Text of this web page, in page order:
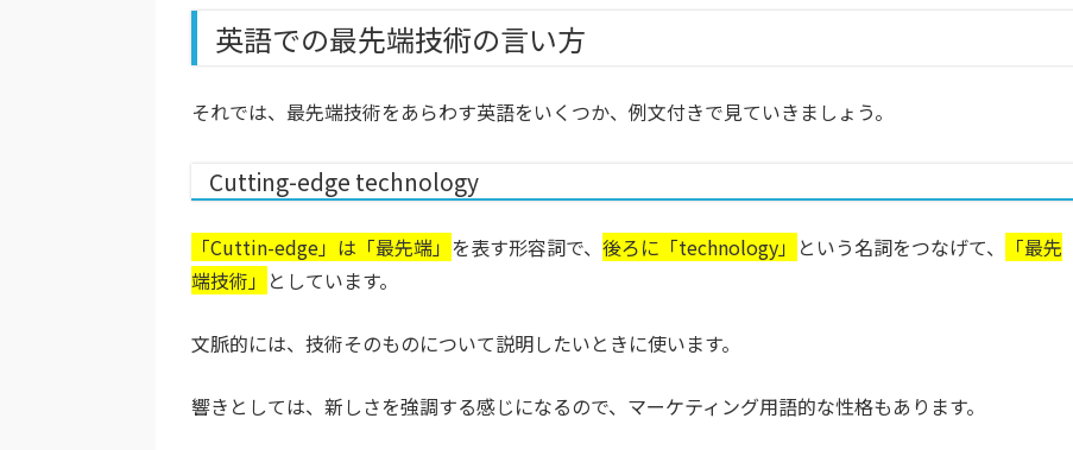
英語での最先端技術の言い方
それでは、最先端技術をあらわす英語をいくつか、例文付きで見ていきましょう。
Cutting-edge technology
「Cuttin-edge」は「最先端」 を表す形容詞で、 後ろに「technology」 という名詞をつなげて、
「最先
端技術」 としています。
文脈的には、技術そのものについて説明したいときに使います。
響きとしては、新しさを強調する感じになるので、マーケティング用語的な性格もあります。